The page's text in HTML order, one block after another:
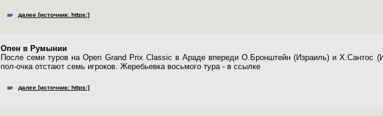
далее [источник: https:]
Опен в Румынии
После семи туров на Open Grand Prix Classic в Араде впереди О.Бронштейн (Израиль) и Х.Сантос
пол-очка отстают семь игроков. Жеребьевка восьмого тура - в ссылке
далее [источник: https:]